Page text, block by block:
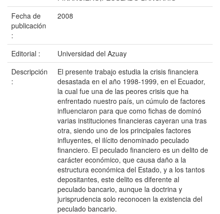
Fecha de
publicación
:
2008
Editorial :
Universidad del Azuay
Descripción
:
El presente trabajo estudia la crisis financiera
desastada en el año 1998-1999, en el Ecuador,
la cual fue una de las peores crisis que ha
enfrentado nuestro país, un cúmulo de factores
influenciaron para que como fichas de dominó
varias instituciones financieras cayeran una tras
otra, siendo uno de los principales factores
influyentes, el ilícito denominado peculado
financiero. El peculado financiero es un delito de
carácter económico, que causa daño a la
estructura económica del Estado, y a los tantos
depositantes, este delito es diferente al
peculado bancario, aunque la doctrina y
jurisprudencia solo reconocen la existencia del
peculado bancario.